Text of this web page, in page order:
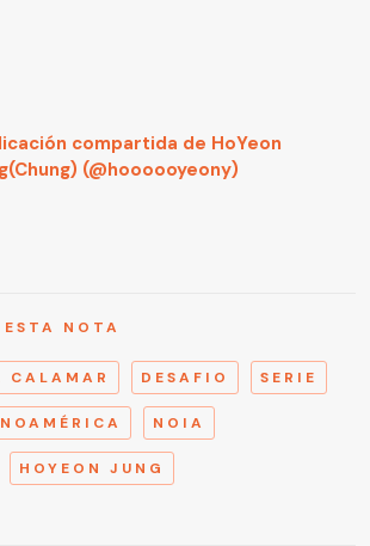
compartida de HoYeon
(@hoooooyeony)
NOTA
CALAMAR DESAFIO SERIE
NOIA
HOYEON JUNG